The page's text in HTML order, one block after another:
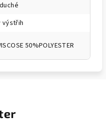
výstřih
50%POLYESTER